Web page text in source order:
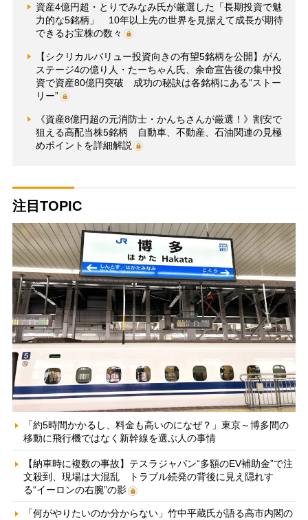
資産4億円超・とりでみなみ氏が厳選した「長期投資で魅
力的な5銘柄」 10年以上先の世界を見据えて成長が期待
できるお宝株の数々
【シクリカルバリュー投資向きの有望5銘柄を公開】がん
ステージ4の億り人・たーちゃん氏、余命宣告後の集中投
資で資産80億円突破 成功の秘訣は各銘柄にある“ストー
リー”
《資産8億円超の元消防士・かんちさんが厳選！》割安で
狙える高配当株5銘柄 自動車、不動産、石油関連の見極
めポイントを詳細解説
注目TOPIC
「約5時間かかるし、料金も高いのになぜ？」東京～博多間の
移動に飛行機ではなく新幹線を選ぶ人の事情
【納車時に複数の事故】テスラジャパン“多額のEV補助金”で注
文殺到、現場は大混乱 トラブル続発の背後に見え隠れす
る“イーロンの右腕”の影
「何がやりたいのか分からない」竹中平蔵氏が語る高市内閣の